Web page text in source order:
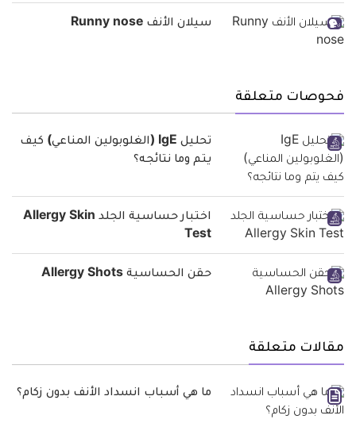
سيلان الأنف Runny nose
فحوصات متعلقة
تحليل IgE (الغلوبولين المناعي) كيف
يتم وما نتائجه؟
اختبار حساسية الجلد Allergy Skin
Test
حقن الحساسية Allergy Shots
مقالات متعلقة
ما هي أسباب انسداد الأنف بدون زكام؟